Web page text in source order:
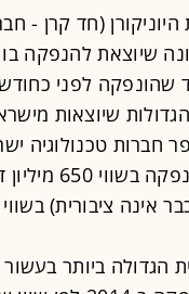
(חד קרן -
שהונפקה לפני
שיוצאות
בשווי של 814 מיליון
ביותר בעשור